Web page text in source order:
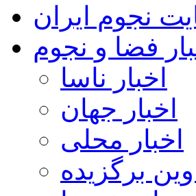
نجوم ایران
فضا و نجوم
اخبار ناسا
اخبار جهان
اخبار محلی
برگزیده